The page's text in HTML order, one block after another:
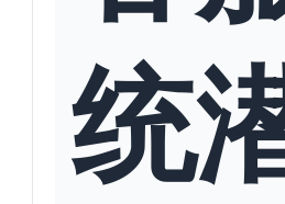
统